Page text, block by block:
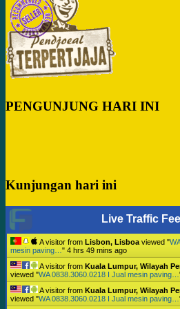
PENGUNJUNG HARI INI
Kunjungan hari ini
Live Traffic
A visitor from Lisbon, Lisboa viewed "
mesin paving… " 4 hrs 49 mins ago
A visitor from Kuala Lumpur, Wilayah
viewed "WA 0838.3060.0218 I Jual mesin paving…
A visitor from Kuala Lumpur, Wilayah
viewed "WA 0838.3060.0218 I Jual mesin paving…